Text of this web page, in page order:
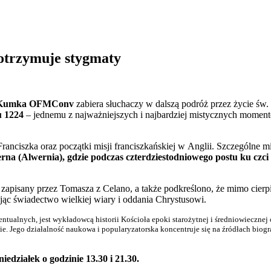
stygmaty
OFMConv zabiera słuchaczy w dalszą podróż przez życie
1224 – jednemu z najważniejszych i najbardziej mistycznych
oraz początki misji franciszkańskiej w Anglii. Szczególne
(Alwernia), gdzie podczas czterdziestodniowego postu ku czci
przez Tomasza z Celano, a także podkreślono, że mimo
świadectwo wielkiej wiary i oddania Chrystusowi.
jest wykładowcą historii Kościoła epoki starożytnej i średniowiecznej
działalność naukowa i popularyzatorska koncentruje się na źródłach
o godzinie 13.30 i 21.30.